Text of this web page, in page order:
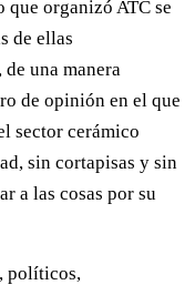
que organizó ATC se
de ellas
una manera
de opinión en el que
sector cerámico
sin cortapisas y sin
a las cosas por su
políticos,